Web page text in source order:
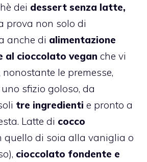
dei dessert senza latte,
prova non solo di
anche di alimentazione
al cioccolato vegan che vi
le premesse,
sfizio goloso, da
tre ingredienti e pronto a
Latte di cocco
quello di soia alla vaniglia o
cioccolato fondente e